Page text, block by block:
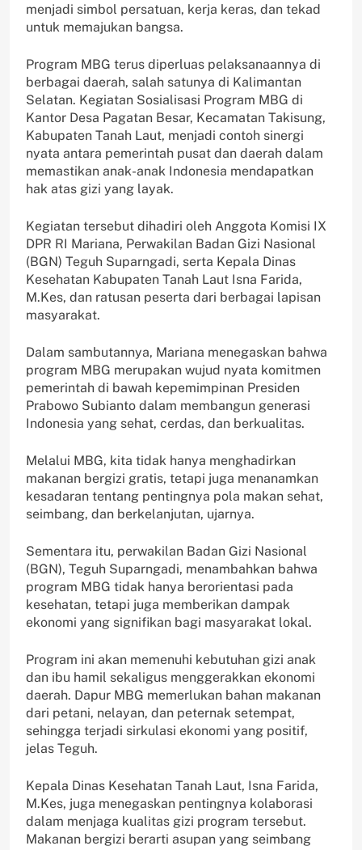
menjadi simbol persatuan, kerja keras, dan tekad
untuk memajukan bangsa.
Program MBG terus diperluas pelaksanaannya di
berbagai daerah, salah satunya di Kalimantan
Selatan. Kegiatan Sosialisasi Program MBG di
Kantor Desa Pagatan Besar, Kecamatan Takisung,
Kabupaten Tanah Laut, menjadi contoh sinergi
nyata antara pemerintah pusat dan daerah dalam
memastikan anak-anak Indonesia mendapatkan
hak atas gizi yang layak.
Kegiatan tersebut dihadiri oleh Anggota Komisi IX
DPR RI Mariana, Perwakilan Badan Gizi Nasional
(BGN) Teguh Suparngadi, serta Kepala Dinas
Kesehatan Kabupaten Tanah Laut Isna Farida,
M.Kes, dan ratusan peserta dari berbagai lapisan
masyarakat.
Dalam sambutannya, Mariana menegaskan bahwa
program MBG merupakan wujud nyata komitmen
pemerintah di bawah kepemimpinan Presiden
Prabowo Subianto dalam membangun generasi
Indonesia yang sehat, cerdas, dan berkualitas.
Melalui MBG, kita tidak hanya menghadirkan
makanan bergizi gratis, tetapi juga menanamkan
kesadaran tentang pentingnya pola makan sehat,
seimbang, dan berkelanjutan, ujarnya.
Sementara itu, perwakilan Badan Gizi Nasional
(BGN), Teguh Suparngadi, menambahkan bahwa
program MBG tidak hanya berorientasi pada
kesehatan, tetapi juga memberikan dampak
ekonomi yang signifikan bagi masyarakat lokal.
Program ini akan memenuhi kebutuhan gizi anak
dan ibu hamil sekaligus menggerakkan ekonomi
daerah. Dapur MBG memerlukan bahan makanan
dari petani, nelayan, dan peternak setempat,
sehingga terjadi sirkulasi ekonomi yang positif,
jelas Teguh.
Kepala Dinas Kesehatan Tanah Laut, Isna Farida,
M.Kes, juga menegaskan pentingnya kolaborasi
dalam menjaga kualitas gizi program tersebut.
Makanan bergizi berarti asupan yang seimbang